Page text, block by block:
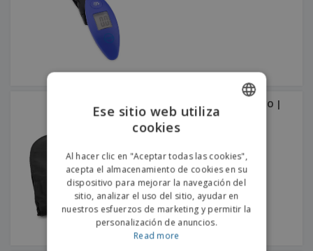
Porta trajes TNT 70 g VICO |
Porta trajes
SPANISH
Ese sitio web utiliza
cookies
Al hacer clic en "Aceptar todas las cookies",
acepta el almacenamiento de cookies en su
dispositivo para mejorar la navegación del
sitio, analizar el uso del sitio, ayudar en
nuestros esfuerzos de marketing y permitir la
personalización de anuncios.
Read more